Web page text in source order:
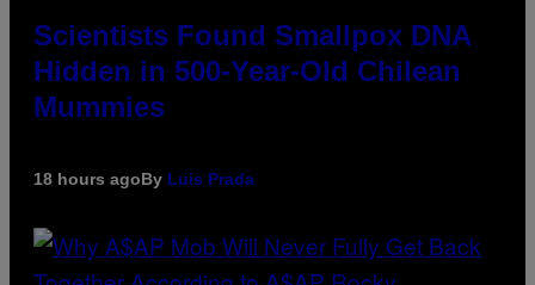
Scientists Found Smallpox DNA
Hidden in 500-Year-Old Chilean
Mummies
18 hours agoBy Luis Prada